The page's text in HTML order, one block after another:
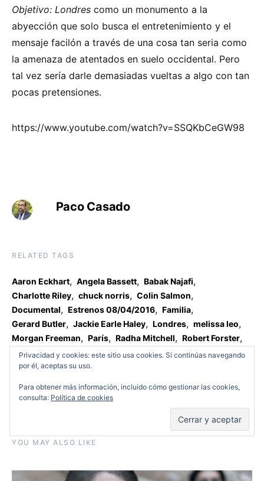
Objetivo: Londres como un monumento a la
abyección que solo busca el entretenimiento y el
mensaje facilón a través de una cosa tan seria como
la amenaza de atentados en suelo occidental. Pero
tal vez sería darle demasiadas vueltas a algo con tan
pocas pretensiones.
https://www.youtube.com/watch?v=SSQKbCeGW98
Paco Casado
RELATED TAGS
Aaron Eckhart, Angela Bassett, Babak Najafi,
Charlotte Riley, chuck norris, Colin Salmon,
Documental, Estrenos 08/04/2016, Familia,
Gerard Butler, Jackie Earle Haley, Londres, melissa leo,
Morgan Freeman, París, Radha Mitchell, Robert Forster,
Shivani Ghai , venganza, Waleed Zuaiter
View Comments (1)
YOU MAY ALSO LIKE
Privacidad y cookies: este sitio usa cookies. Si continúas navegando
por él, aceptas su uso.
Para obtener más información, incluido cómo gestionar las cookies,
consulta: Política de cookies